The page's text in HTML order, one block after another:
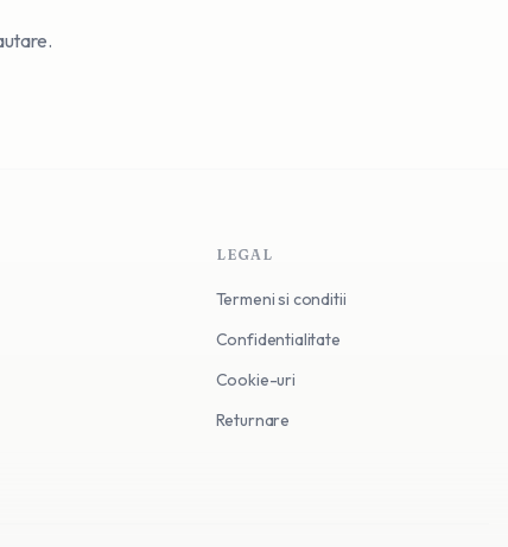
LEGAL
Termeni si conditii
Confidentialitate
Cookie-uri
Returnare